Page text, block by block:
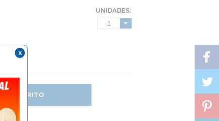
UNIDADES:
1
AL CARRITO
x